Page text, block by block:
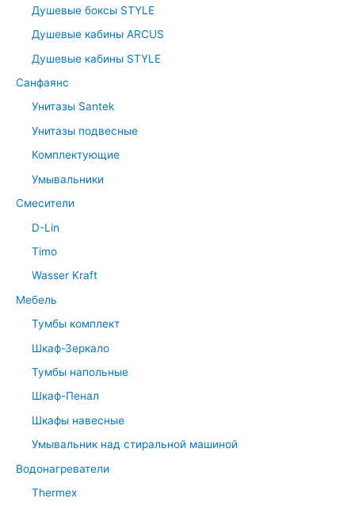
Душевые боксы STYLE
Душевые кабины ARCUS
Душевые кабины STYLE
Санфаянс
Унитазы Santek
Унитазы подвесные
Комплектующие
Умывальники
Смесители
D-Lin
Timo
Wasser Kraft
Мебель
Тумбы комплект
Шкаф-Зеркало
Тумбы напольные
Шкаф-Пенал
Шкафы навесные
Умывальник над стиральной машиной
Водонагреватели
Thermex